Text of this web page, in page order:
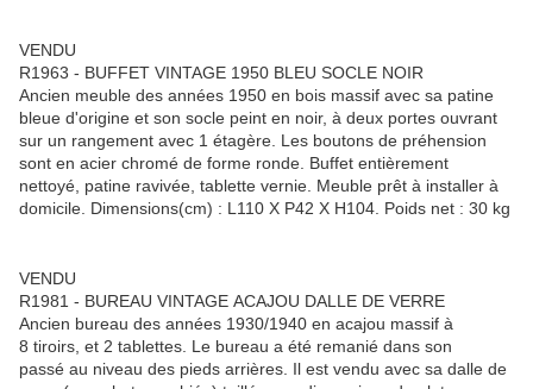
VENDU
R1963 - BUFFET VINTAGE 1950 BLEU SOCLE NOIR
Ancien meuble des années 1950 en bois massif avec sa patine
bleue d'origine et son socle peint en noir, à deux portes ouvrant
sur un rangement avec 1 étagère. Les boutons de préhension
sont en acier chromé de forme ronde. Buffet entièrement
nettoyé, patine ravivée, tablette vernie. Meuble prêt à installer à
domicile. Dimensions(cm) : L110 X P42 X H104. Poids net : 30 kg
VENDU
R1981 - BUREAU VINTAGE ACAJOU DALLE DE VERRE
Ancien bureau des années 1930/1940 en acajou massif à
8 tiroirs, et 2 tablettes. Le bureau a été remanié dans son
passé au niveau des pieds arrières. Il est vendu avec sa dalle de